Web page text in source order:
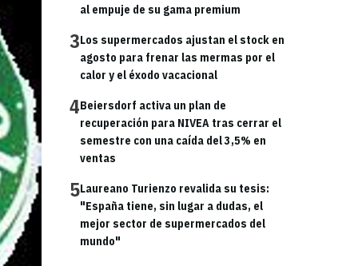
al empuje de su gama premium
3Los supermercados ajustan el stock en
agosto para frenar las mermas por el
calor y el éxodo vacacional
4Beiersdorf activa un plan de
recuperación para NIVEA tras cerrar el
semestre con una caída del 3,5% en
ventas
5Laureano Turienzo revalida su tesis:
"España tiene, sin lugar a dudas, el
mejor sector de supermercados del
mundo"